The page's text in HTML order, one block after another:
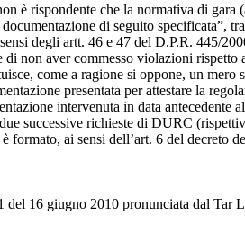
è rispondente che la normativa di
di seguito specificata”,
degli artt. 46 e 47 del D.P.R. 445/
non aver commesso violazioni
come a ragione si oppone, un
presentata per attestare la
intervenuta in data
successive richieste di DURC
formato, ai sensi dell’art. 6 del
16 giugno 2010 pronunciata dal Tar